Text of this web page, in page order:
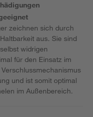
zeichnen sich durch
aus. Sie sind
widrigen
für den Einsatz im
und ist somit optimal
im Außenbereich.